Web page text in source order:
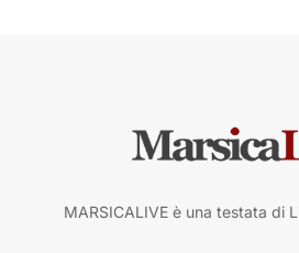
MARSICALIVE è una testata di